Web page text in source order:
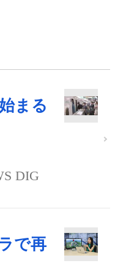
まる
DIG
で再